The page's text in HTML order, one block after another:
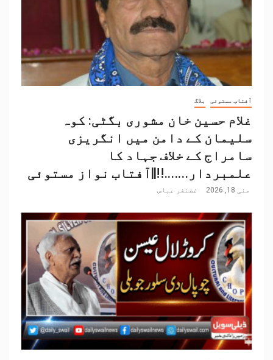
آفتاب مستوئی بلاگ
غلام حسین خان مشوری بگٹی: کوہ
سلیمان کے دامن میں انگریزی
سامراج کے خلاف جہاد کا
علمبردار…….!!||آفتاب نواز مستوئی
مئی 18, 2026 غضنفر عباس